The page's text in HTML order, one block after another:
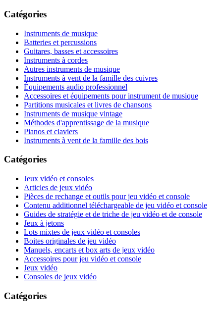
Catégories
Instruments de musique
Batteries et percussions
Guitares, basses et accessoires
Instruments à cordes
Autres instruments de musique
Instruments à vent de la famille des cuivres
Équipements audio professionnel
Accessoires et équipements pour instrument de musique
Partitions musicales et livres de chansons
Instruments de musique vintage
Méthodes d'apprentissage de la musique
Pianos et claviers
Instruments à vent de la famille des bois
Catégories
Jeux vidéo et consoles
Articles de jeux vidéo
Pièces de rechange et outils pour jeu vidéo et console
Contenu additionnel téléchargeable de jeu vidéo et console
Guides de stratégie et de triche de jeu vidéo et de console
Jeux à jetons
Lots mixtes de jeux vidéo et consoles
Boites originales de jeu vidéo
Manuels, encarts et box arts de jeux vidéo
Accessoires pour jeu vidéo et console
Jeux vidéo
Consoles de jeux vidéo
Catégories